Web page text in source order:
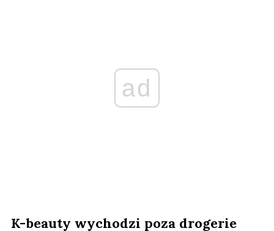
ad
K-beauty wychodzi poza drogerie